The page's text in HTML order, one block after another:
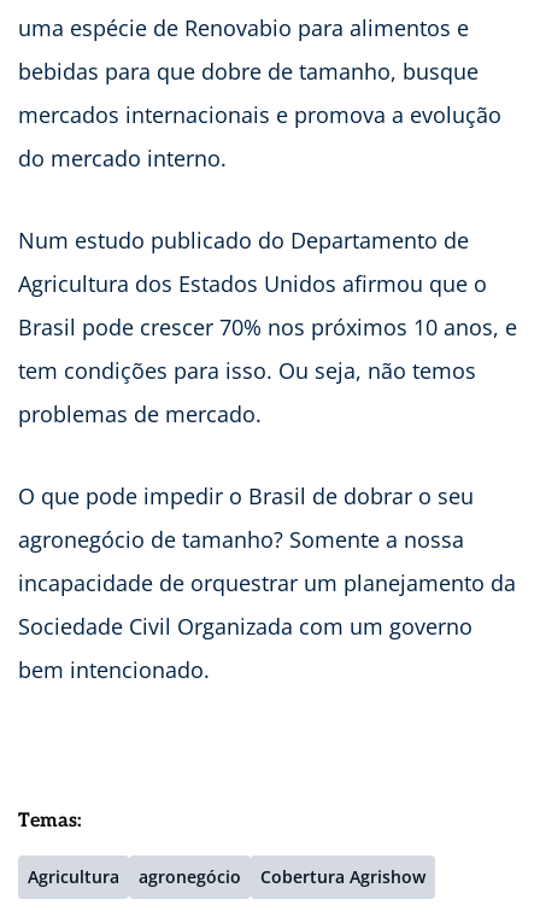
uma espécie de Renovabio para alimentos e
bebidas para que dobre de tamanho, busque
mercados internacionais e promova a evolução
do mercado interno.
Num estudo publicado do Departamento de
Agricultura dos Estados Unidos afirmou que o
Brasil pode crescer 70% nos próximos 10 anos, e
tem condições para isso. Ou seja, não temos
problemas de mercado.
O que pode impedir o Brasil de dobrar o seu
agronegócio de tamanho? Somente a nossa
incapacidade de orquestrar um planejamento da
Sociedade Civil Organizada com um governo
bem intencionado.
Temas:
Agricultura agronegócio Cobertura Agrishow